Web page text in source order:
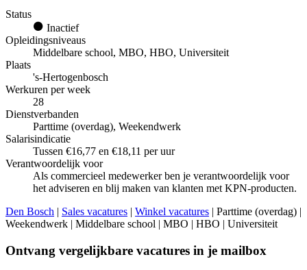
Status
Inactief
Opleidingsniveaus
Middelbare school, MBO, HBO, Universiteit
Plaats
's-Hertogenbosch
Werkuren per week
28
Dienstverbanden
Parttime (overdag), Weekendwerk
Salarisindicatie
Tussen €16,77 en €18,11 per uur
Verantwoordelijk voor
Als commercieel medewerker ben je verantwoordelijk voor
het adviseren en blij maken van klanten met KPN-producten.
Den Bosch | Sales vacatures | Winkel vacatures | Parttime (overdag) |
Weekendwerk | Middelbare school | MBO | HBO | Universiteit
Ontvang vergelijkbare vacatures in je mailbox